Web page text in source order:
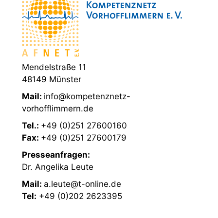
Mendelstraße 11
48149 Münster
Mail: info@kompetenznetz-
vorhofflimmern.de
Tel.: +49 (0)251 27600160
Fax: +49 (0)251 27600179
Presseanfragen:
Dr. Angelika Leute
Mail: a.leute@t-online.de
Tel: +49 (0)202 2623395